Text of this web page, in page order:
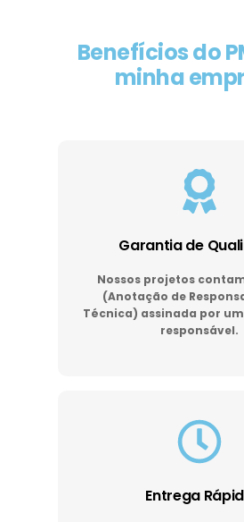
Benefícios do
minha
Garantia de
Nossos projetos
(Anotação de
Técnica) assinada por
responsável.
Entrega